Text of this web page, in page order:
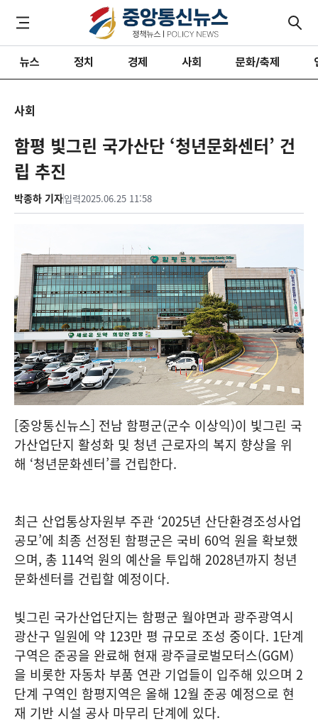
뉴스 정치 경제 사회 문화/축제
사회
함평 빛그린 국가산단 ‘청년문화센터’ 건
립 추진
박종하 기자입력2025.06.25 11:58
[중앙통신뉴스] 전남 함평군(군수 이상익)이 빛그린 국
가산업단지 활성화 및 청년 근로자의 복지 향상을 위
해 ‘청년문화센터’를 건립한다.
최근 산업통상자원부 주관 ‘2025년 산단환경조성사업
공모’에 최종 선정된 함평군은 국비 60억 원을 확보했
으며, 총 114억 원의 예산을 투입해 2028년까지 청년
문화센터를 건립할 예정이다.
빛그린 국가산업단지는 함평군 월야면과 광주광역시
광산구 일원에 약 123만 평 규모로 조성 중이다. 1단계
구역은 준공을 완료해 현재 광주글로벌모터스(GGM)
을 비롯한 자동차 부품 연관 기업들이 입주해 있으며 2
단계 구역인 함평지역은 올해 12월 준공 예정으로 현
재 기반 시설 공사 마무리 단계에 있다.